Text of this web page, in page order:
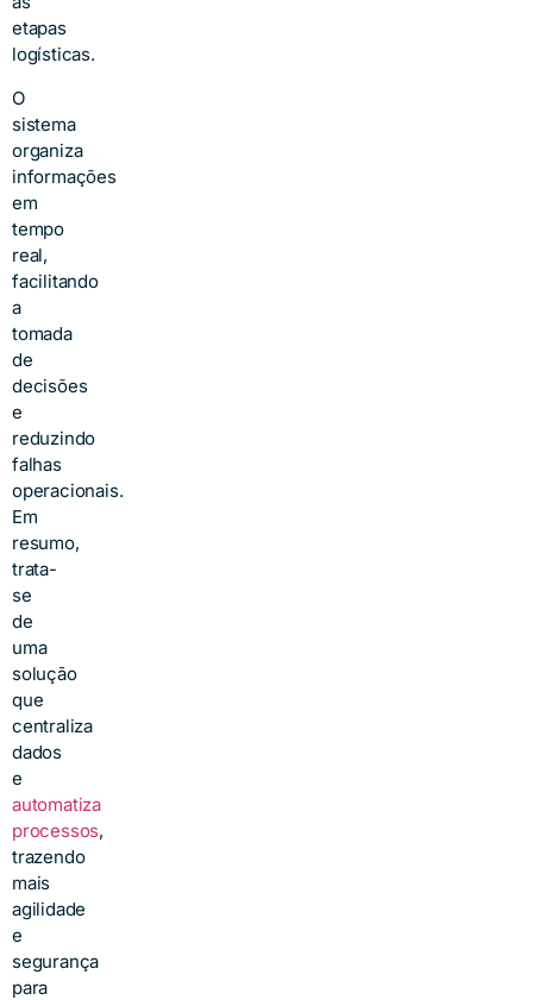
etapas
logísticas.
O
sistema
organiza
informações
em
tempo
real,
facilitando
a
tomada
de
decisões
e
reduzindo
falhas
operacionais.
Em
resumo,
trata-
se
de
uma
solução
que
centraliza
dados
e
automatiza
processos,
trazendo
mais
agilidade
e
segurança
para